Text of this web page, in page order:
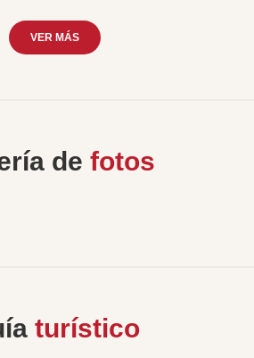
VER MÁS
de fotos
turístico